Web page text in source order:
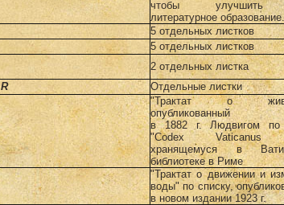
чтобы улучшить
литературное образование.
5 отдельных листков
5 отдельных листков
2 отдельных листка
R Отдельные листки
"Трактат о
опубликованный
в 1882 г. Людвигом по
"Codex Vaticanus
хранящемуся в
библиотеке в Риме
"Трактат о движении и
воды" по списку,
в новом издании 1923 г.